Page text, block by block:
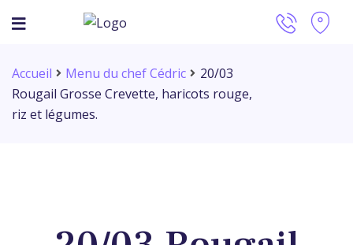
Accueil Menu du chef Cédric
20/03
Rougail Grosse Crevette, haricots rouge,
riz et légumes.